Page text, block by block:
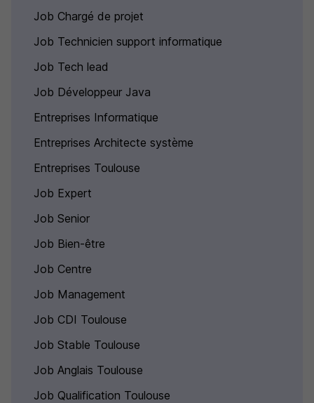
Job Chargé de projet
Job Technicien support informatique
Job Tech lead
Job Développeur Java
Entreprises Informatique
Entreprises Architecte système
Entreprises Toulouse
Job Expert
Job Senior
Job Bien-être
Job Centre
Job Management
Job CDI Toulouse
Job Stable Toulouse
Job Anglais Toulouse
Job Qualification Toulouse